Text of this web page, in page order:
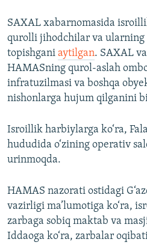
SAXAL xabarnomasida
qurolli jihodchilar va
topishgani aytilgan. SAXAL
HAMASning qurol-aslah
infratuzilmasi va boshqa
nishonlarga hujum qilganini
Isroillik harbiylarga ko‘ra,
hududida o‘zining operativ
urinmoqda.
HAMAS nazorati ostidagi
vazirligi ma’lumotiga ko‘ra,
zarbaga sobiq maktab va
Iddaoga ko‘ra, zarbalar